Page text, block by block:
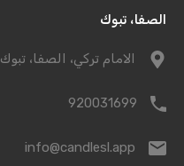
الصفا، تبوك
الامام تركي، الصفا، تبوك 04791
920031699
info@candlesl.app